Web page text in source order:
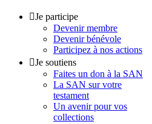
Je participe
Devenir membre
Devenir bénévole
Participez à nos actions
Je soutiens
Faites un don à la SAN
La SAN sur votre
testament
Un avenir pour vos
collections